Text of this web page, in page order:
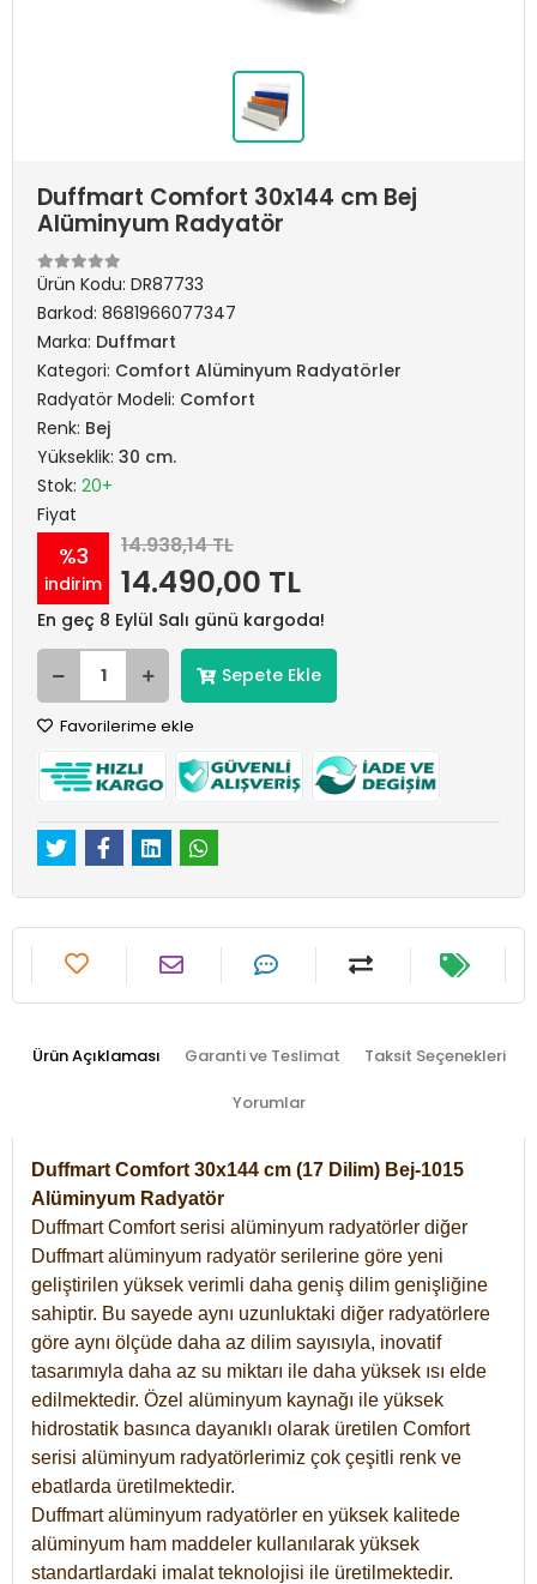
Duffmart Comfort 30x144 cm Bej
Alüminyum Radyatör
Ürün Kodu: DR87733
Barkod: 8681966077347
Marka: Duffmart
Kategori: Comfort Alüminyum Radyatörler
Radyatör Modeli: Comfort
Renk: Bej
Yükseklik: 30 cm.
Stok: 20+
Fiyat
%3
indirim
14.938,14 TL
14.490,00 TL
En geç 8 Eylül Salı günü kargoda!
Sepete Ekle
Favorilerime ekle
Ürün Açıklaması Garanti ve Teslimat Taksit Seçenekleri
Yorumlar
Duffmart Comfort 30x144 cm (17 Dilim) Bej-1015
Alüminyum Radyatör
Duffmart Comfort serisi alüminyum radyatörler diğer
Duffmart alüminyum radyatör serilerine göre yeni
geliştirilen yüksek verimli daha geniş dilim genişliğine
sahiptir. Bu sayede aynı uzunluktaki diğer radyatörlere
göre aynı ölçüde daha az dilim sayısıyla, inovatif
tasarımıyla daha az su miktarı ile daha yüksek ısı elde
edilmektedir. Özel alüminyum kaynağı ile yüksek
hidrostatik basınca dayanıklı olarak üretilen Comfort
serisi alüminyum radyatörlerimiz çok çeşitli renk ve
ebatlarda üretilmektedir.
Duffmart alüminyum radyatörler en yüksek kalitede
alüminyum ham maddeler kullanılarak yüksek
standartlardaki imalat teknolojisi ile üretilmektedir.